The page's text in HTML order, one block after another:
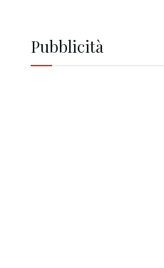
Pubblicità